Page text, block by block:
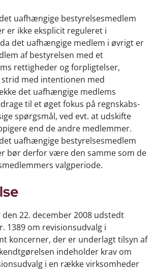
uafhængige bestyrelsesmedlem
er ikke eksplicit reguleret i
det uafhængige medlem i øvrigt er
af bestyrelsen med et
rettigheder og forpligtelser,
med intentionen med
det uafhængige medlems
til et øget fokus på regnskabs-
spørgsmål, ved evt. at udskifte
end de andre medlemmer.
uafhængige bestyrelsesmedlem
bør derfor være den samme som de
valgperiode.
22. december 2008 udstedt
1389 om revisionsudvalg i
koncerner, der er underlagt tilsyn af
indeholder krav om
i en række virksomheder